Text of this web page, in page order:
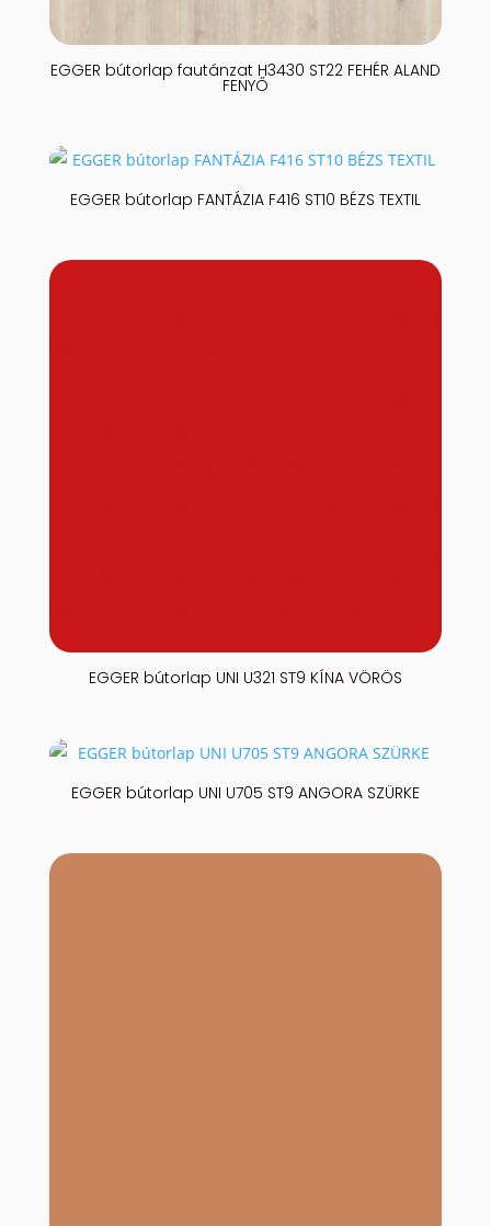
EGGER bútorlap fautánzat H3430 ST22 FEHÉR ALAND
FENYŐ
EGGER bútorlap FANTÁZIA F416 ST10 BÉZS TEXTIL
EGGER bútorlap UNI U321 ST9 KÍNA VÖRÖS
EGGER bútorlap UNI U705 ST9 ANGORA SZÜRKE